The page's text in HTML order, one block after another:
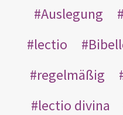
Auslegung
lectio
regelmäßig
lectio divina